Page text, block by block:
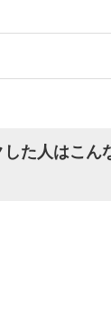
た人はこん